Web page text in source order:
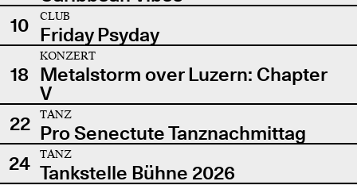
10
CLUB
Friday Psyday
18
KONZERT
Metalstorm over Luzern: Chapter
V
22
TANZ
Pro Senectute Tanznachmittag
24
TANZ
Tankstelle Bühne 2026